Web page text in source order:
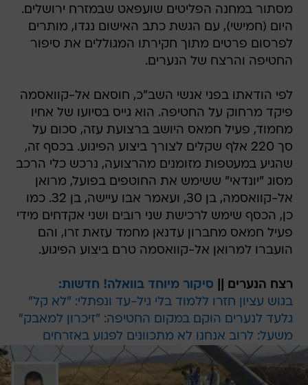
לפרסום פרטים מתוך חקירתו המגוללים את סיפור
החטיפה והרצח של הנערים.
לפי הודאתו בפני אנשי השב"כ, חוסאם אל-קוואסמה
מחמוד, פעיל חמאס היושב ברצועת עזה, סכום על
סך 220 אלף שקלים לצורך ביצוע הפיגוע. בכסף זה,
שהגיע במעטפות מזומנים מהרצועה, נרכש כלי הרכב
מסוג "יונדאי" ששימש את החוטפים בפועל, מרואן
אל-קוואסמה, בן 30, ועאמר אבו עיישה, בן 32. כמו
כן, הכסף שימש לרכישת שני רובים ושני אקדחים מידי
פעיל חמאס מחברון עדנאן מחמד עזאת זרו, והם
הועברו למרואן אל-קוואסמה טרם ביצוע הפיגוע.
רצח הנערים ||
סיקור מיוחד בוואלה! חדשות:
גלעד לנערים הוקם במקום החטיפה: "זיכרון למאבק"
משעל: לרוב אנחנו לא מתכוונים לפגוע באזרחים